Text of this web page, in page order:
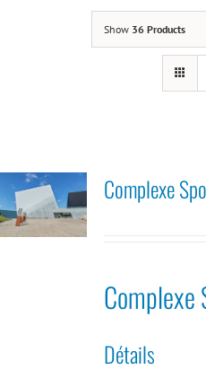
Show 36 Products
Complexe
Détails